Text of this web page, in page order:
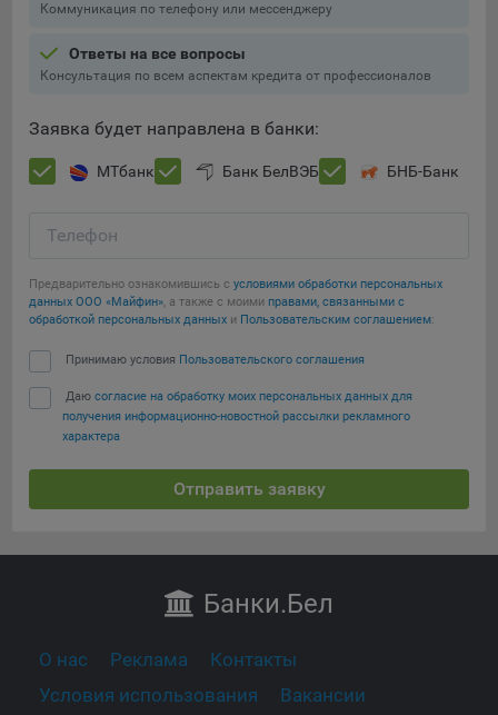
Коммуникация по телефону или мессенджеру
Ответы на все вопросы
Консультация по всем аспектам кредита от профессионалов
Заявка будет направлена в банки:
МТбанк Банк БелВЭБ БНБ-Банк
Телефон
Предварительно ознакомившись с условиями обработки персональных
данных ООО «Майфин», а также с моими правами, связанными с
обработкой персональных данных и Пользовательским соглашением:
Принимаю условия Пользовательского соглашения
Даю согласие на обработку моих персональных данных для
получения информационно-новостной рассылки рекламного
характера
Отправить заявку
Банки.Бел
О нас Реклама
Контакты
Условия использования
Вакансии